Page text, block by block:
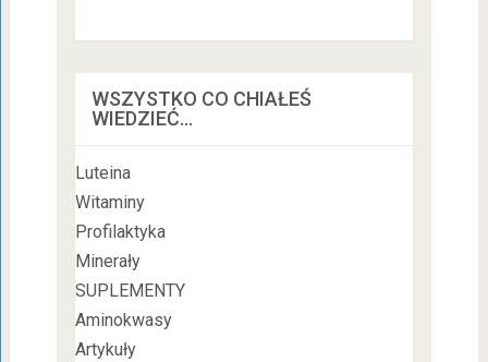
WSZYSTKO CO CHIAŁEŚ
WIEDZIEĆ…
Luteina
Witaminy
Profilaktyka
Minerały
SUPLEMENTY
Aminokwasy
Artykuły